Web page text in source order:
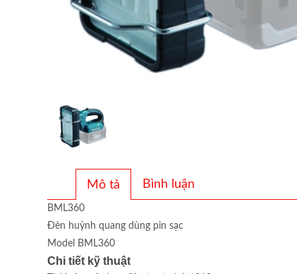
Mô tả Bình luận
BML360
Đèn huỳnh quang dùng pin sạc
Model BML360
Chi tiết kỹ thuật